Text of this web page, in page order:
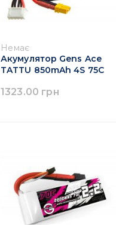
Немає
Акумулятор Gens Ace
TATTU 850mAh 4S 75C
1323.00 грн